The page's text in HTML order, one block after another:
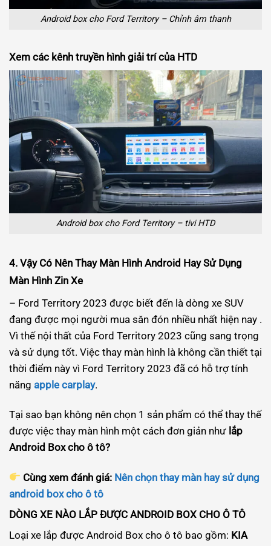
Android box cho Ford Territory – Chỉnh âm thanh
Xem các kênh truyền hình giải trí của HTD
Android box cho Ford Territory – tivi HTD
4. Vậy Có Nên Thay Màn Hình Android Hay Sử Dụng
Màn Hình Zin Xe
– Ford Territory 2023 được biết đến là dòng xe SUV
đang được mọi người mua săn đón nhiều nhất hiện nay .
Vì thế nội thất của Ford Territory 2023 cũng sang trọng
và sử dụng tốt. Việc thay màn hình là không cần thiết tại
thời điểm này vì Ford Territory 2023 đã có hỗ trợ tính
năng apple carplay.
Tại sao bạn không nên chọn 1 sản phẩm có thể thay thế
được việc thay màn hình một cách đơn giản như lắp
Android Box cho ô tô?
Cùng xem đánh giá: Nên chọn thay màn hay sử dụng
android box cho ô tô
DÒNG XE NÀO LẮP ĐƯỢC ANDROID BOX CHO Ô TÔ
Loại xe lắp được Android Box cho ô tô bao gồm: KIA